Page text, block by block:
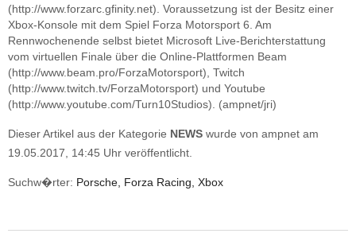
(http://www.forzarc.gfinity.net). Voraussetzung ist der Besitz einer
Xbox-Konsole mit dem Spiel Forza Motorsport 6. Am
Rennwochenende selbst bietet Microsoft Live-Berichterstattung
vom virtuellen Finale über die Online-Plattformen Beam
(http://www.beam.pro/ForzaMotorsport), Twitch
(http://www.twitch.tv/ForzaMotorsport) und Youtube
(http://www.youtube.com/Turn10Studios). (ampnet/jri)
Dieser Artikel aus der Kategorie NEWS wurde von ampnet am
19.05.2017, 14:45 Uhr veröffentlicht.
Suchw�rter: Porsche, Forza Racing, Xbox